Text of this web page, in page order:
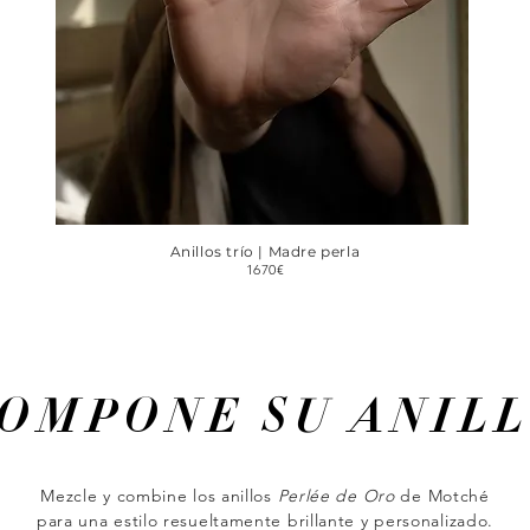
Anillos trío | Madre perla
1670€
SU
Mezcle y combine los anillos Perlée de Orode Motché
para una estilo resueltamente brillante y personalizado.